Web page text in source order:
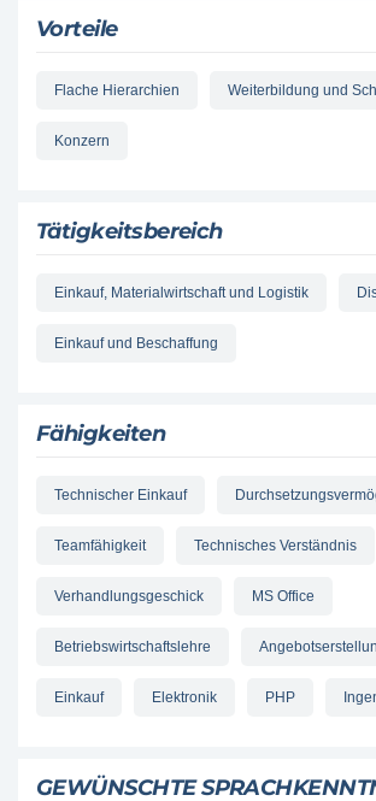
Vorteile
Flache Hierarchien Weiterbildung und
Konzern
Tätigkeitsbereich
Einkauf, Materialwirtschaft und Logistik
Einkauf und Beschaffung
Fähigkeiten
Technischer Einkauf
Teamfähigkeit Technisches Verständnis
Verhandlungsgeschick MS Office
Betriebswirtschaftslehre
Einkauf Elektronik PHP
GEWÜNSCHTE